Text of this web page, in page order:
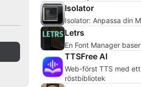
Isolator
Isolator: Anpassa din
Letrs
En Font Manager
TTSFree AI
Web-först TTS med
röstbibliotek